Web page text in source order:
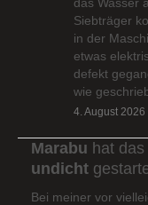
Siebträger
in der
etwas
defekt
wie
4. August 2026
Marabu hat
undicht
Bei meiner vor